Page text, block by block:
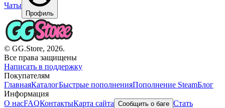
Чаты
Профиль
© GG.Store, 2026.
Все права защищены
Написать в поддержку
Покупателям
ГлавнаяКаталогБыстрые пополненияПополнение SteamБлог
Информация
О насFAQКонтактыКарта сайта Сообщить о баге Стать